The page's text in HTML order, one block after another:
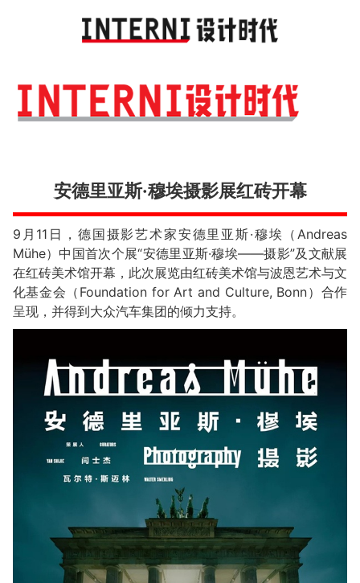
安德里亚斯·穆埃摄影展红砖开幕
9月11日，德国摄影艺术家安德里亚斯·穆埃（Andreas
Mühe）中国首次个展“安德里亚斯·穆埃——摄影”及文献展
在红砖美术馆开幕，此次展览由红砖美术馆与波恩艺术与文
化基金会（Foundation for Art and Culture, Bonn）合作
呈现，并得到大众汽车集团的倾力支持。